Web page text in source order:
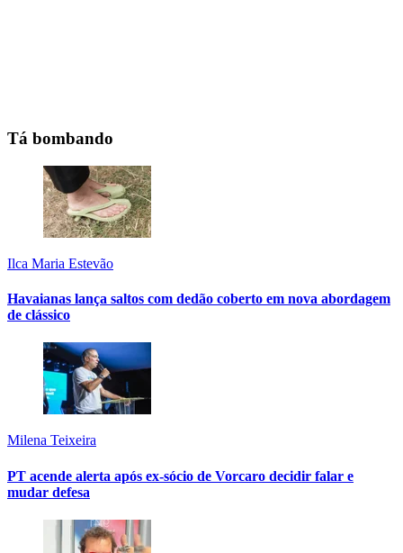
Tá bombando
Ilca Maria Estevão
Havaianas lança saltos com dedão coberto em nova abordagem
de clássico
Milena Teixeira
PT acende alerta após ex-sócio de Vorcaro decidir falar e
mudar defesa